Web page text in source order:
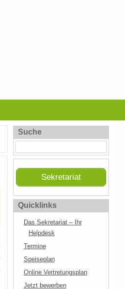
Suche
Sekretariat
Quicklinks
Das Sekretariat – Ihr
Helpdesk
Termine
Speiseplan
Online Vertretungsplan
Jetzt bewerben